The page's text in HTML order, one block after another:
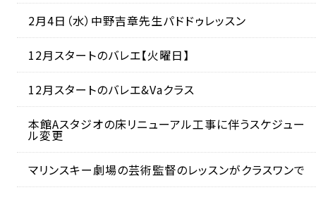
2月4日（水）中野吉章先生パドドゥレッスン
12月スタートのバレエ【火曜日】
12月スタートのバレエ&Vaクラス
本館Aスタジオの床リニューアル工事に伴うスケジュー
ル変更
マリンスキー劇場の芸術監督のレッスンがクラスワンで